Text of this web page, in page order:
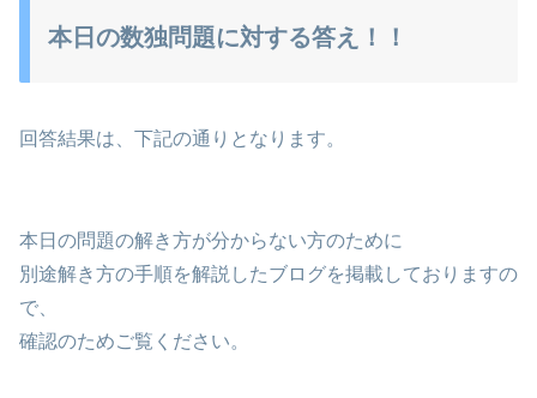
本日の数独問題に対する答え！！
回答結果は、下記の通りとなります。
本日の問題の解き方が分からない方のために
別途解き方の手順を解説したブログを掲載しておりますの
で、
確認のためご覧ください。